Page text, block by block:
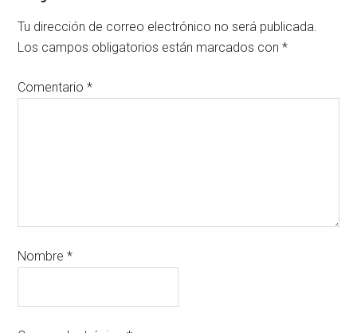
Tu dirección de correo electrónico no será publicada.
Los campos obligatorios están marcados con*
Comentario*
Nombre*